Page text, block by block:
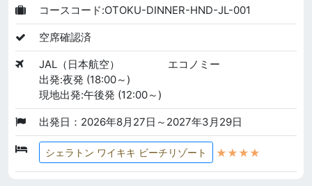
コースコード:OTOKU-DINNER-HND-JL-001
空席確認済
JAL（日本航空）
エコノミー
出発:夜発 (18:00～)
現地出発:午後発 (12:00～)
出発日：2026年8月27日～2027年3月29日
シェラトン ワイキキ ビーチリゾート ★★★★